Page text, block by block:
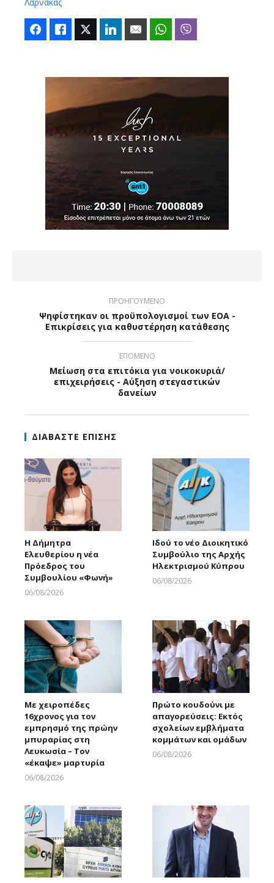
FacebookLike Twitter LinkedIn Email WhatsApp
ΠΡΟΗΓΟΥΜΕΝΟ
Ψηφίστηκαν οι προϋπολογισμοί των ΕΟΑ -
Επικρίσεις για καθυστέρηση κατάθεσης
ΕΠΟΜΕΝΟ
Μείωση στα επιτόκια για νοικοκυριά/
επιχειρήσεις - Αύξηση στεγαστικών
δανείων
ΔΙΑΒΑΣΤΕ ΕΠΙΣΗΣ
Η Δήμητρα
Ελευθερίου η νέα
Πρόεδρος του
Συμβουλίου «Φωνή»
06/08/2026
Ιδού το νέο Διοικητικό
Συμβούλιο της Αρχής
Ηλεκτρισμού Κύπρου
06/08/2026
Με χειροπέδες
16χρονος για τον
εμπρησμό της πρώην
μπυραρίας στη
Λευκωσία – Τον
«έκαψε» μαρτυρία
06/08/2026
Πρώτο κουδούνι με
απαγορεύσεις: Εκτός
σχολείων εμβλήματα
κομμάτων και ομάδων
06/08/2026